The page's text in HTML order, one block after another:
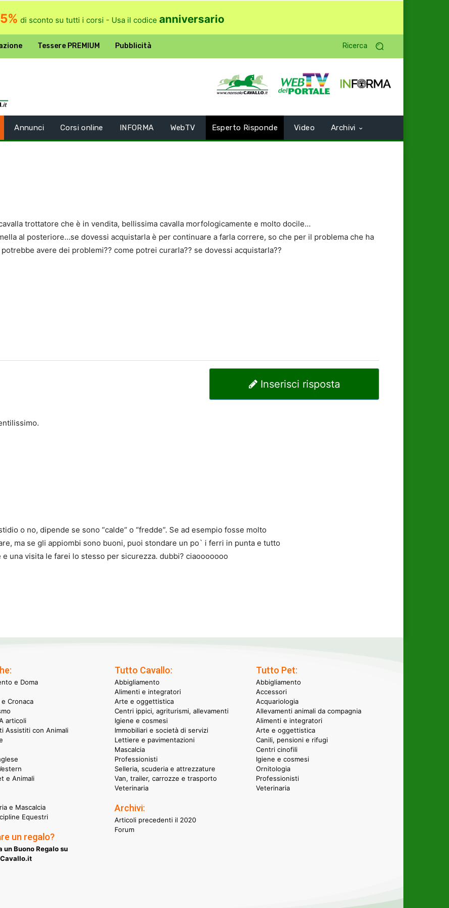
di sconto su tutti i corsi - Usa il codice anniversario
Tessere PREMIUM Pubblicità Ricerca
Annunci Corsi online INFORMA WebTV Esperto Risponde Video Archivi
trottatore che è in vendita, bellissima cavalla morfologicamente e molto docile…
al posteriore…se dovessi acquistarla è per continuare a farla correre, so che per il problema che ha
avere dei problemi?? come potrei curarla?? se dovessi acquistarla??
Inserisci risposta
o no, dipende se sono “calde“ o “fredde“. Se ad esempio fosse molto
ma se gli appiombi sono buoni, puoi stondare un po` i ferri in punta e tutto
una visita le farei lo stesso per sicurezza. dubbi? ciaooooooo
e Doma
Cronaca
articoli
Assistiti con Animali
e Animali
e Mascalcia
Equestri
un regalo?
un Buono Regalo su
Tutto Cavallo:
Abbigliamento
Alimenti e integratori
Arte e oggettistica
Centri ippici, agriturismi, allevamenti
Igiene e cosmesi
Immobiliari e società di servizi
Lettiere e pavimentazioni
Mascalcia
Professionisti
Selleria, scuderia e attrezzature
Van, trailer, carrozze e trasporto
Veterinaria
Archivi:
Articoli precedenti il 2020
Forum
Tutto Pet:
Abbigliamento
Accessori
Acquariologia
Allevamenti animali da compagnia
Alimenti e integratori
Arte e oggettistica
Canili, pensioni e rifugi
Centri cinofili
Igiene e cosmesi
Ornitologia
Professionisti
Veterinaria